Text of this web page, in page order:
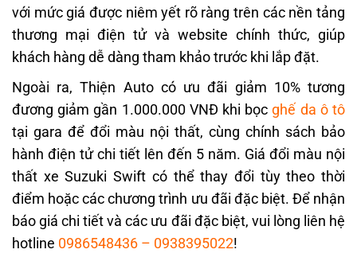
với mức giá được niêm yết rõ ràng trên các nền tảng
thương mại điện tử và website chính thức, giúp
khách hàng dễ dàng tham khảo trước khi lắp đặt.
Ngoài ra, Thiện Auto có ưu đãi giảm 10% tương
đương giảm gần 1.000.000 VNĐ khi bọc ghế da ô tô
tại gara để đổi màu nội thất, cùng chính sách bảo
hành điện tử chi tiết lên đến 5 năm. Giá đổi màu nội
thất xe Suzuki Swift có thể thay đổi tùy theo thời
điểm hoặc các chương trình ưu đãi đặc biệt. Để nhận
báo giá chi tiết và các ưu đãi đặc biệt, vui lòng liên hệ
hotline 0986548436 – 0938395022!